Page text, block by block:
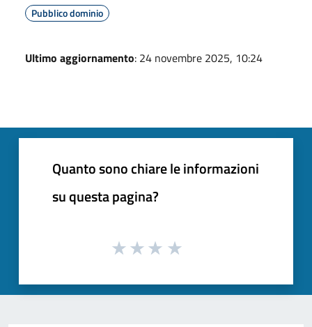
Pubblico dominio
Ultimo aggiornamento: 24 novembre 2025, 10:24
Quanto sono chiare le informazioni
su questa pagina?